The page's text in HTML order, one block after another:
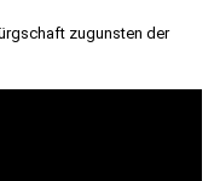
zugunsten der